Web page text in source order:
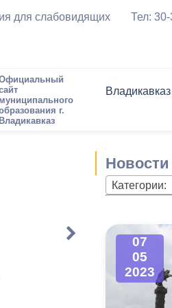
для слабовидящих Тел:
муниципального
г.
Владикавказ
Владикавказ
Устав города
Города-
городского
Торги и
Формы
Обратная
Комиссии
График
Новостная
Актуально
Новости
Категории:
07
05
2023